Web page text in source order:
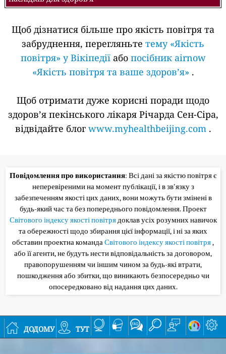
Щоб дізнатися більше про якість повітря та
забруднення, перегляньте тему «Якість
повітря» у Вікіпедіїабо посібник airnow
«Якість повітря та ваше здоров’я» .
Щоб отримати дуже корисні поради щодо
здоров’я пекінського лікаря Річарда Сен-Сіра,
відвідайте блог www.myhealthbeijing.com.
Повідомлення про використання: Всі дані за якістю повітря є
неперевіреними на момент публікації, і в зв'язку з
забезпеченням якості цих даних, вони можуть бути змінені в
будь-який час та без попереднього повідомлення. Проект
Світового індексу якості повітрядоклав усіх розумних навичок
та обережності щодо збирання цієї інформації, і ні за яких
обставин проектна командаСвітового індексу якості повітря,
або її агенти, не будуть нести відповідальність за договором,
правопорушенням чи іншим чином за будь-які втрати,
пошкодження або збитки, що виникають безпосередньо чи
опосередковано від надання цих даних.
додому тут